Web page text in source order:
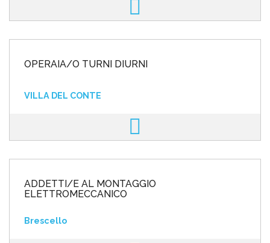
OPERAIA/O TURNI DIURNI
VILLA DEL CONTE
ADDETTI/E AL MONTAGGIO
ELETTROMECCANICO
Brescello